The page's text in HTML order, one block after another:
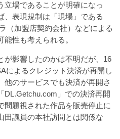
立場であることが明確になっ
、表現規制は「現場」である
（加盟店契約会社）などによる
性も考えられる。
影響したのかは不明だが、16
によるクレジット決済が再開し
他のサービスでも決済が再開さ
DL.Getchu.com」での決済再開
問題視された作品を販売停止に
田議員の本社訪問とは関係な